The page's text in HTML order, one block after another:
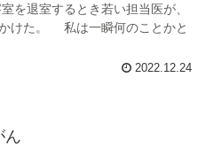
退室するとき若い担当医が、
けた。 私は一瞬何のことかと
2022.12.24
ん